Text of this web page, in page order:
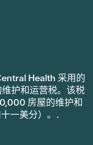
Health 采用的
护和运营税。该税
房屋的维护和
一美分）。.